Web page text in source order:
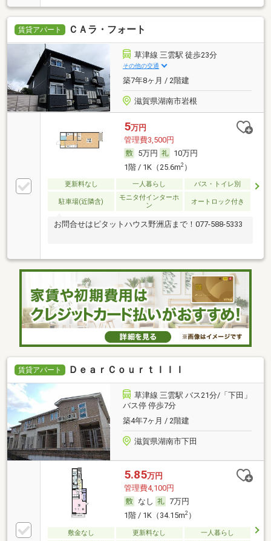
賃貸アパート ＣＡラ・フォート
草津線 三雲駅 徒歩23分
その他の交通
築7年8ヶ月 / 2階建
滋賀県湖南市岩根
5万円
管理費3,500円
5万円
10万円
1階 / 1K（25.6m2）
更新料なし 一人暮らし バス・トイレ別
駐車場(近隣含)
モニタ付インターホ
ン
オートロック付き
お問合せはピタットハウス野洲店まで！077-588-5333
賃貸アパート ＤｅａｒＣｏｕｒｔＩＩＩ
草津線 三雲駅 バス21分/「下田」
バス停 停歩7分
築4年7ヶ月 / 2階建
滋賀県湖南市下田
5.85万円
管理費4,100円
なし
7万円
1階 / 1K（34.15m2）
敷金なし 更新料なし
一人暮らし